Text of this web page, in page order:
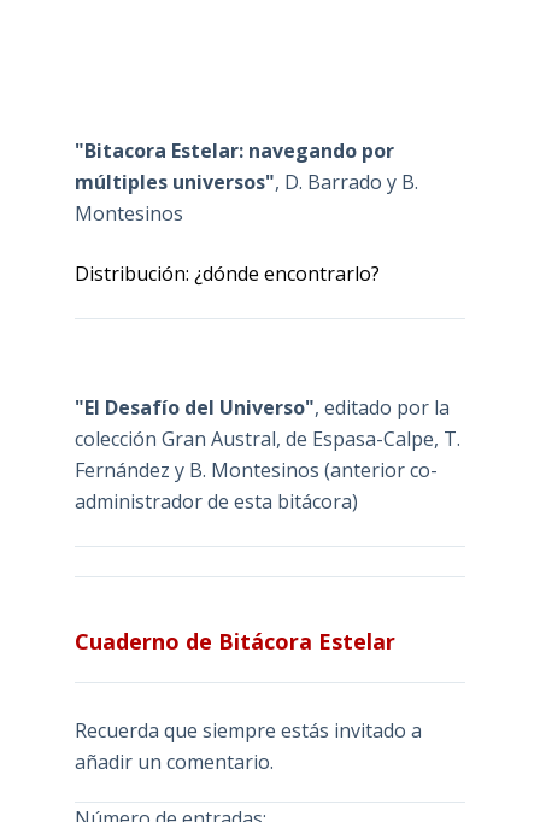
"Bitacora Estelar: navegando por
múltiples universos", D. Barrado y B.
Montesinos
Distribución: ¿dónde encontrarlo?
"El Desafío del Universo", editado por la
colección Gran Austral, de Espasa-Calpe, T.
Fernández y B. Montesinos (anterior co-
administrador de esta bitácora)
Cuaderno de Bitácora Estelar
Recuerda que siempre estás invitado a
añadir un comentario.